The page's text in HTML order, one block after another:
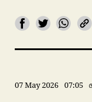
07 May 2026 07:05